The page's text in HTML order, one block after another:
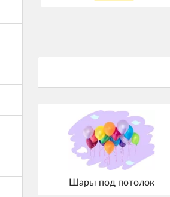
Шары под потолок